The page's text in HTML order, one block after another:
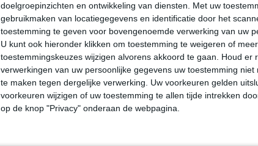
doelgroepinzichten en ontwikkeling van diensten.
Met uw
gebruikmaken van locatiegegevens en identificatie door het
toestemming te geven voor bovengenoemde verwerking van uw
U kunt ook hieronder klikken om toestemming te weigeren of
toestemmingskeuzes wijzigen alvorens akkoord te gaan.
Houd er
verwerkingen van uw persoonlijke gegevens uw toestemming
te maken tegen dergelijke verwerking. Uw voorkeuren gelden
voorkeuren wijzigen of uw toestemming te allen tijde intrekken
op de knop "Privacy" onderaan de webpagina.
01:00 04:00 07:00 10:00
01:00 04:00 07:00 10:00
WZW 2 W 2 WZW 1 WNW 2